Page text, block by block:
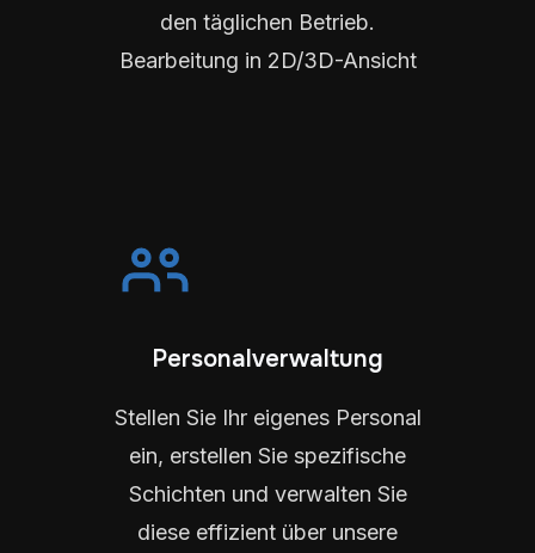
den täglichen Betrieb.
Bearbeitung in 2D/3D-Ansicht
Personalverwaltung
Stellen Sie Ihr eigenes Personal
ein, erstellen Sie spezifische
Schichten und verwalten Sie
diese effizient über unsere